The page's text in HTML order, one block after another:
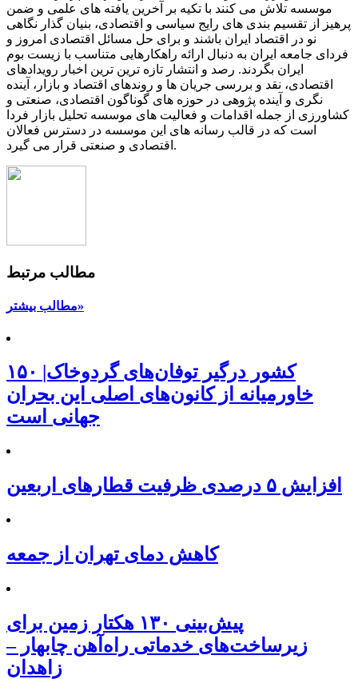
موسسه تلاش می کنند با تکیه بر آخرین یافته های علمی و ضمن
پرهیز از تقسیم بندی های رایج سیاسی و اقتصادی، بنیان گذار نگاهی
نو در اقتصاد ایران باشند و برای حل مسائل اقتصادی امروز و
فردای جامعه ایران به دنبال ارائه راهکارهایی متناسب با زیست بوم
ایران بگردند. رصد و انتشار تازه ترین ترین اخبار رویدادهای
اقتصادی، نقد و بررسی جریان ها و روندهای اقتصاد و بازار، آینده
نگری و آینده پژوهی در حوزه های گوناگون اقتصادی، صنعتی و
کشاورزی از جمله اقدامات و فعالیت های موسسه تحلیل بازار فردا
است که در قالب رسانه های این موسسه در دسترس فعالان
اقتصادی و صنعتی قرار می گیرد.
مطالب مرتبط
مطالب بیشتر»
۱۵۰ کشور درگیر توفان‌های گردوخاک|
خاورمیانه از کانون‌های اصلی این بحران
جهانی است
افزایش ۵ درصدی ظرفیت قطارهای اربعین
کاهش دمای تهران از جمعه
پیش‌بینی ۱۳۰ هکتار زمین برای
زیرساخت‌های خدماتی راه‌آهن چابهار –
زاهدان